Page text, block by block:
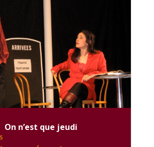
On n’est que jeudi